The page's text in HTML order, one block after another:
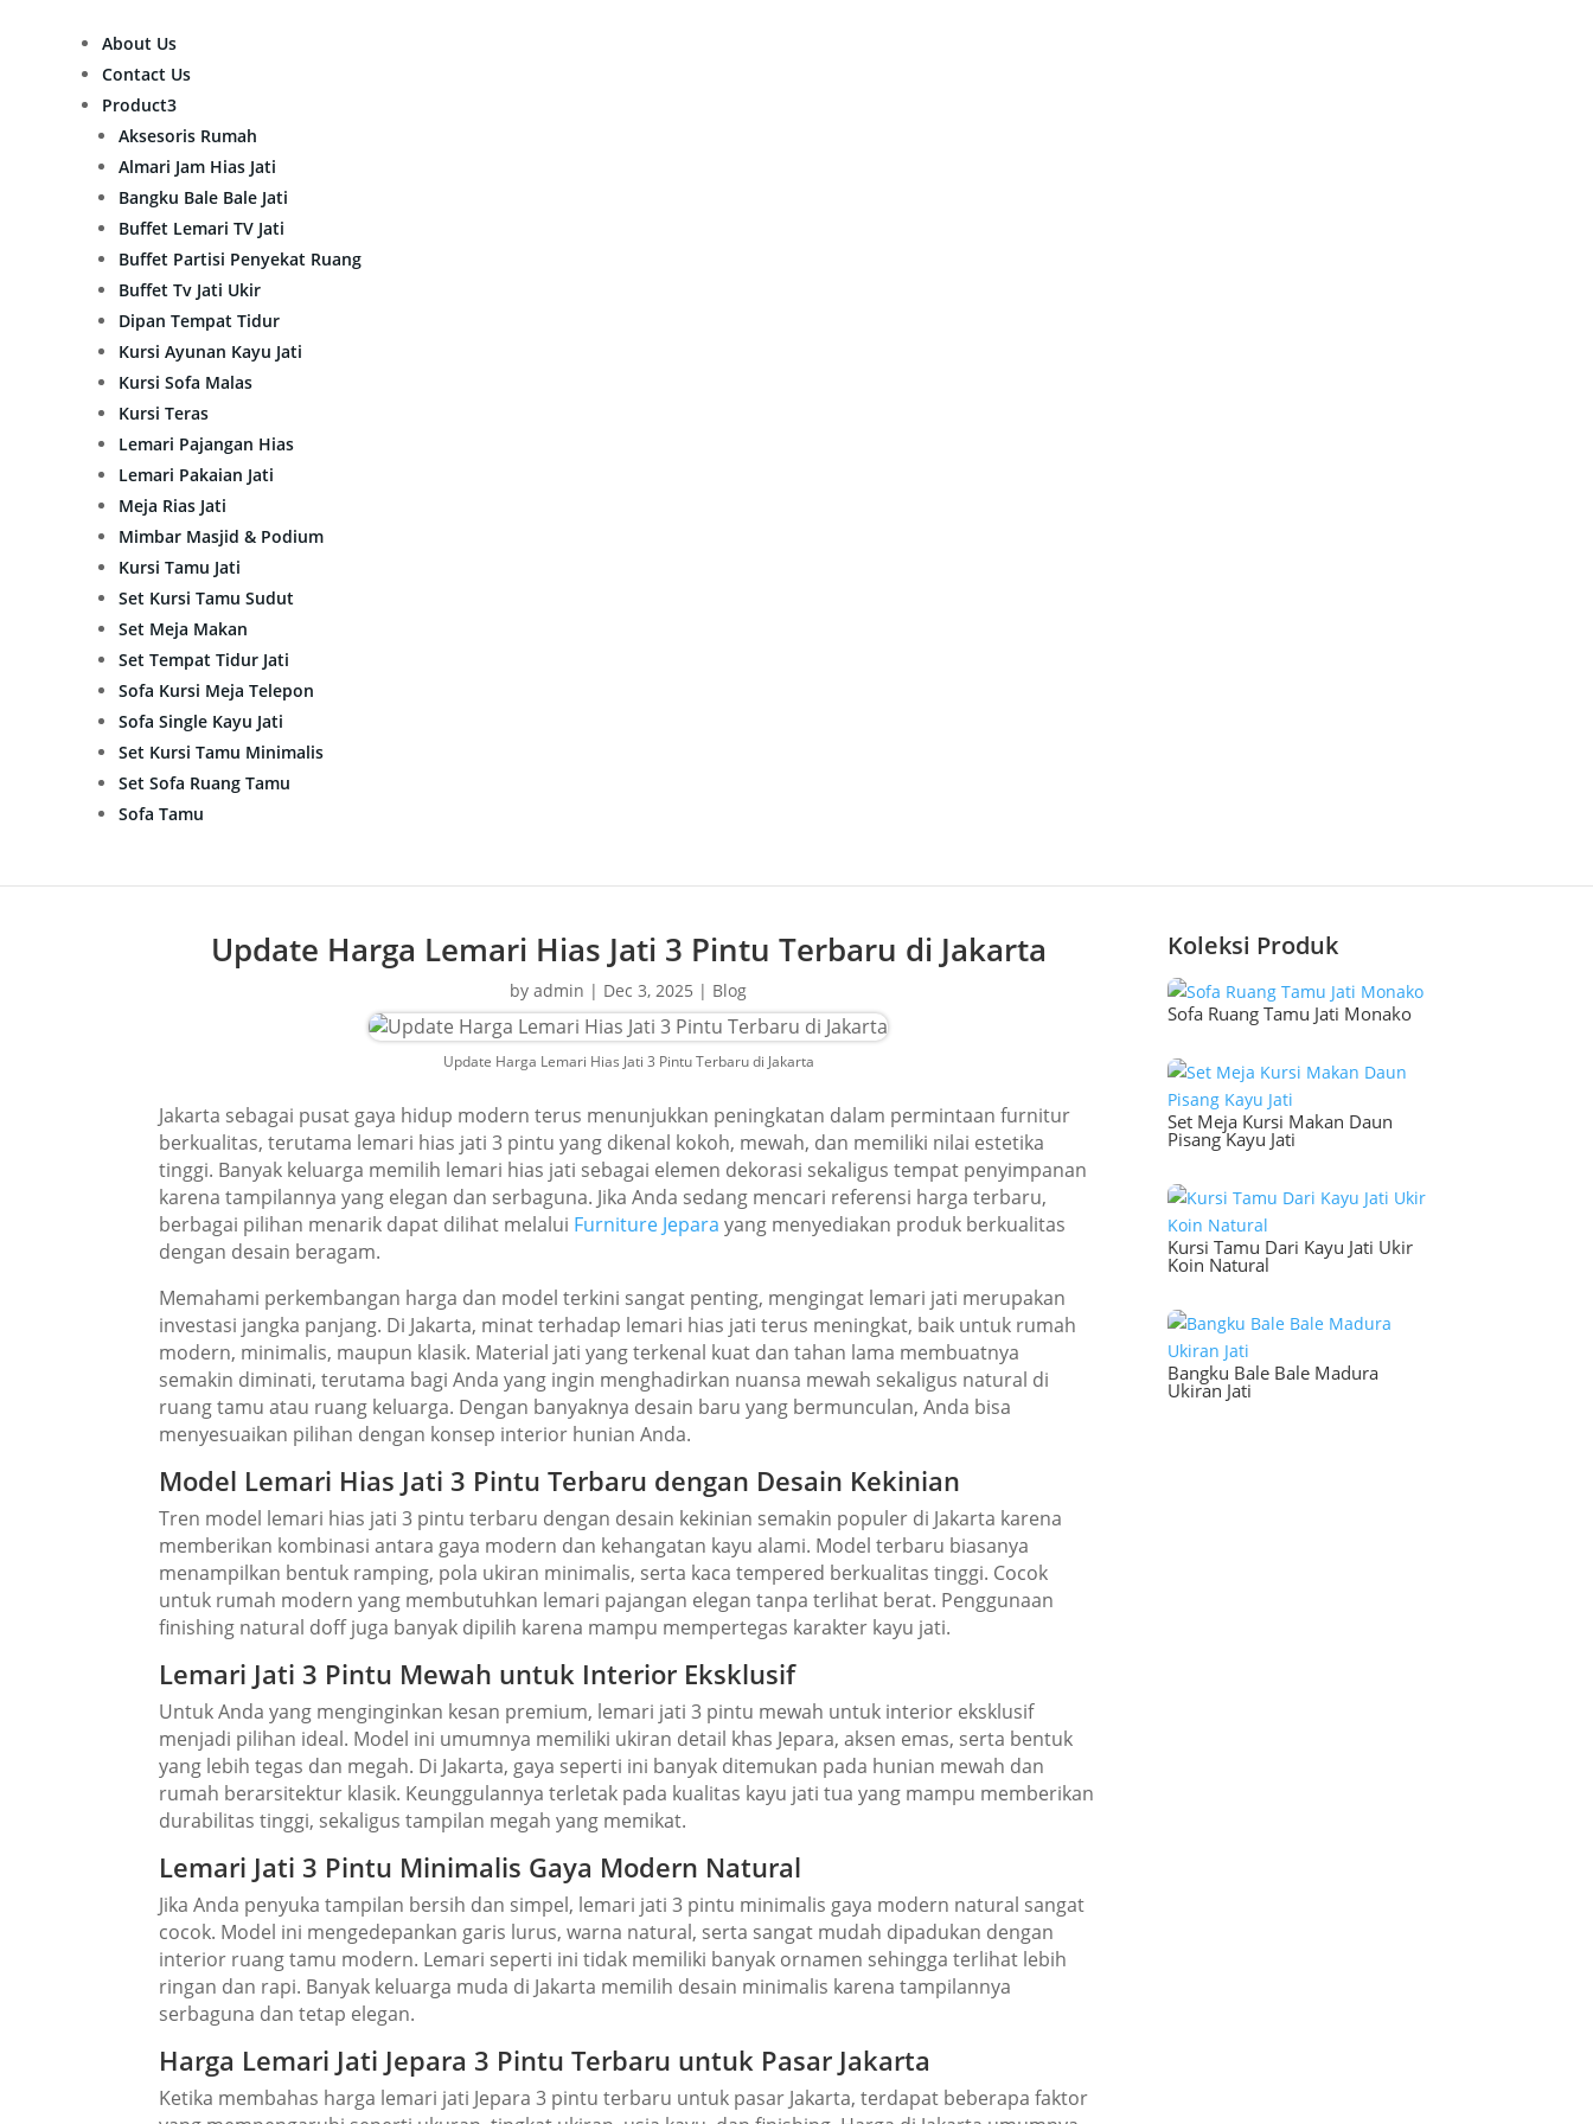
About Us
Contact Us
Product3
Aksesoris Rumah
Almari Jam Hias Jati
Bangku Bale Bale Jati
Buffet Lemari TV Jati
Buffet Partisi Penyekat Ruang
Buffet Tv Jati Ukir
Dipan Tempat Tidur
Kursi Ayunan Kayu Jati
Kursi Sofa Malas
Kursi Teras
Lemari Pajangan Hias
Lemari Pakaian Jati
Meja Rias Jati
Mimbar Masjid & Podium
Kursi Tamu Jati
Set Kursi Tamu Sudut
Set Meja Makan
Set Tempat Tidur Jati
Sofa Kursi Meja Telepon
Sofa Single Kayu Jati
Set Kursi Tamu Minimalis
Set Sofa Ruang Tamu
Sofa Tamu
Update Harga Lemari Hias Jati 3 Pintu Terbaru di Jakarta
byadmin | Dec 3, 2025 | Blog
Update Harga Lemari Hias Jati 3 Pintu Terbaru di Jakarta
Jakarta sebagai pusat gaya hidup modern terus menunjukkan peningkatan dalam permintaan furnitur
berkualitas, terutama lemari hias jati 3 pintu yang dikenal kokoh, mewah, dan memiliki nilai estetika
tinggi. Banyak keluarga memilih lemari hias jati sebagai elemen dekorasi sekaligus tempat penyimpanan
karena tampilannya yang elegan dan serbaguna. Jika Anda sedang mencari referensi harga terbaru,
berbagai pilihan menarik dapat dilihat melalui Furniture Jepara yang menyediakan produk berkualitas
dengan desain beragam.
Memahami perkembangan harga dan model terkini sangat penting, mengingat lemari jati merupakan
investasi jangka panjang. Di Jakarta, minat terhadap lemari hias jati terus meningkat, baik untuk rumah
modern, minimalis, maupun klasik. Material jati yang terkenal kuat dan tahan lama membuatnya
semakin diminati, terutama bagi Anda yang ingin menghadirkan nuansa mewah sekaligus natural di
ruang tamu atau ruang keluarga. Dengan banyaknya desain baru yang bermunculan, Anda bisa
menyesuaikan pilihan dengan konsep interior hunian Anda.
Model Lemari Hias Jati 3 Pintu Terbaru dengan Desain Kekinian
Tren model lemari hias jati 3 pintu terbaru dengan desain kekinian semakin populer di Jakarta karena
memberikan kombinasi antara gaya modern dan kehangatan kayu alami. Model terbaru biasanya
menampilkan bentuk ramping, pola ukiran minimalis, serta kaca tempered berkualitas tinggi. Cocok
untuk rumah modern yang membutuhkan lemari pajangan elegan tanpa terlihat berat. Penggunaan
finishing natural doff juga banyak dipilih karena mampu mempertegas karakter kayu jati.
Lemari Jati 3 Pintu Mewah untuk Interior Eksklusif
Untuk Anda yang menginginkan kesan premium, lemari jati 3 pintu mewah untuk interior eksklusif
menjadi pilihan ideal. Model ini umumnya memiliki ukiran detail khas Jepara, aksen emas, serta bentuk
yang lebih tegas dan megah. Di Jakarta, gaya seperti ini banyak ditemukan pada hunian mewah dan
rumah berarsitektur klasik. Keunggulannya terletak pada kualitas kayu jati tua yang mampu memberikan
durabilitas tinggi, sekaligus tampilan megah yang memikat.
Lemari Jati 3 Pintu Minimalis Gaya Modern Natural
Jika Anda penyuka tampilan bersih dan simpel, lemari jati 3 pintu minimalis gaya modern natural sangat
cocok. Model ini mengedepankan garis lurus, warna natural, serta sangat mudah dipadukan dengan
interior ruang tamu modern. Lemari seperti ini tidak memiliki banyak ornamen sehingga terlihat lebih
ringan dan rapi. Banyak keluarga muda di Jakarta memilih desain minimalis karena tampilannya
serbaguna dan tetap elegan.
Harga Lemari Jati Jepara 3 Pintu Terbaru untuk Pasar Jakarta
Ketika membahas harga lemari jati Jepara 3 pintu terbaru untuk pasar Jakarta, terdapat beberapa faktor
Koleksi Produk
Sofa Ruang Tamu Jati Monako
Set Meja Kursi Makan Daun
Pisang Kayu Jati
Kursi Tamu Dari Kayu Jati Ukir
Koin Natural
Bangku Bale Bale Madura
Ukiran Jati